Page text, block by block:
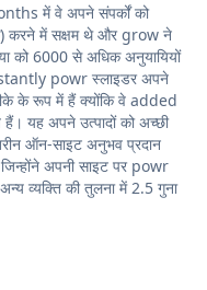
में वे अपने संपर्कों को
करने में सक्षम थे और grow ने
को 6000 से अधिक अनुयायियों
powr स्लाइडर अपने
के रूप में हैं क्योंकि वे added
यह अपने उत्पादों को अच्छी
ऑन-साइट अनुभव प्रदान
अपनी साइट पर powr
व्यक्ति की तुलना में 2.5 गुना